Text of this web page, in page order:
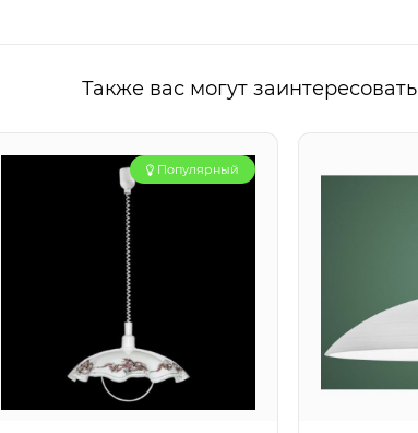
Также вас могут заинтересовать
Популярный